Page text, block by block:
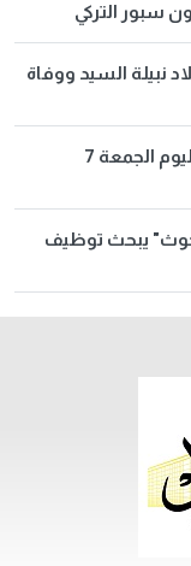
سبور التركي
ميلاد نبيلة السيد ووفاة
مواعيد قطارات «الإسكندرية ـ القاهرة» اليوم الجمعة 7
يبحث توظيف